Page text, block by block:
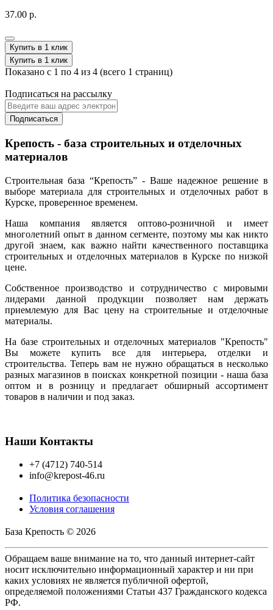
37.00 р.
Купить в 1 клик
Купить в 1 клик
Показано с 1 по 4 из 4 (всего 1 страниц)
Подписаться на рассылку
Подписаться
Крепость - база строительных и отделочных
материалов
Строительная база “Крепость” - Ваше надежное решение в
выборе материала для строительных и отделочных работ в
Курске, проверенное временем.
Наша компания является оптово-розничной и имеет
многолетний опыт в данном сегменте, поэтому мы как никто
другой знаем, как важно найти качественного поставщика
строительных и отделочных материалов в Курске по низкой
цене.
Собственное производство и сотрудничество с мировыми
лидерами данной продукции позволяет нам держать
приемлемую для Вас цену на строительные и отделочные
материалы.
На базе строительных и отделочных материалов "Крепость"
Вы можете купить все для интерьера, отделки и
строительства. Теперь вам не нужно обращаться в несколько
разных магазинов в поисках конкретной позиции - наша база
оптом и в розницу и предлагает обширный ассортимент
товаров в наличии и под заказ.
Наши Контакты
+7 (4712) 740-514
info@krepost-46.ru
Политика безопасности
Условия соглашения
База Крепость © 2026
Обращаем ваше внимание на то, что данный интернет-сайт
носит исключительно информационный характер и ни при
каких условиях не является публичной офертой,
определяемой положениями Статьи 437 Гражданского кодекса
РФ.